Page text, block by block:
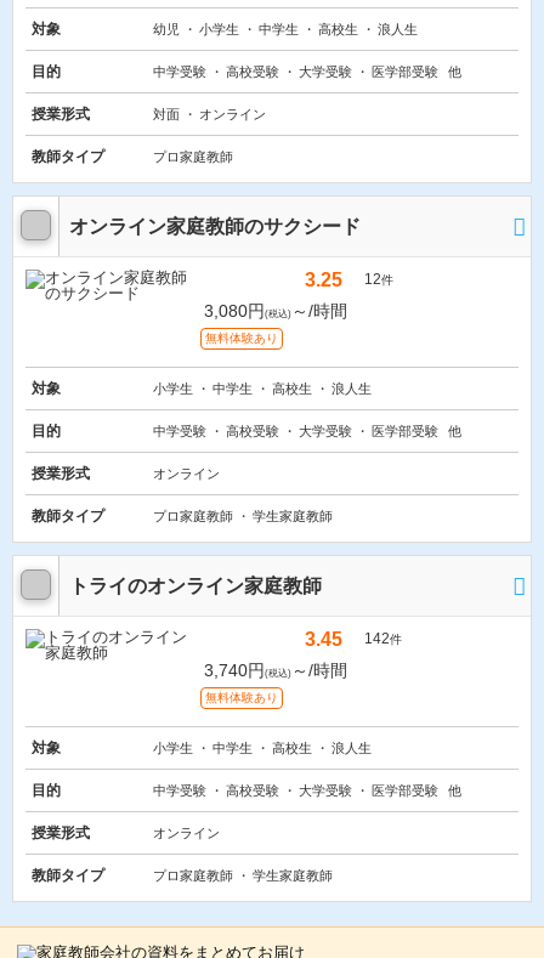
対象 幼児 小学生 中学生 高校生 浪人生
目的 中学受験 高校受験 大学受験 医学部受験 他
授業形式 対面 オンライン
教師タイプ プロ家庭教師
オンライン家庭教師のサクシード
3.25 12件
3,080円 (税込) ～/時間
無料体験あり
対象 小学生 中学生 高校生 浪人生
目的 中学受験 高校受験 大学受験 医学部受験 他
授業形式 オンライン
教師タイプ プロ家庭教師 学生家庭教師
トライのオンライン家庭教師
3.45 142件
3,740円 (税込) ～/時間
無料体験あり
対象 小学生 中学生 高校生 浪人生
目的 中学受験 高校受験 大学受験 医学部受験 他
授業形式 オンライン
教師タイプ プロ家庭教師 学生家庭教師